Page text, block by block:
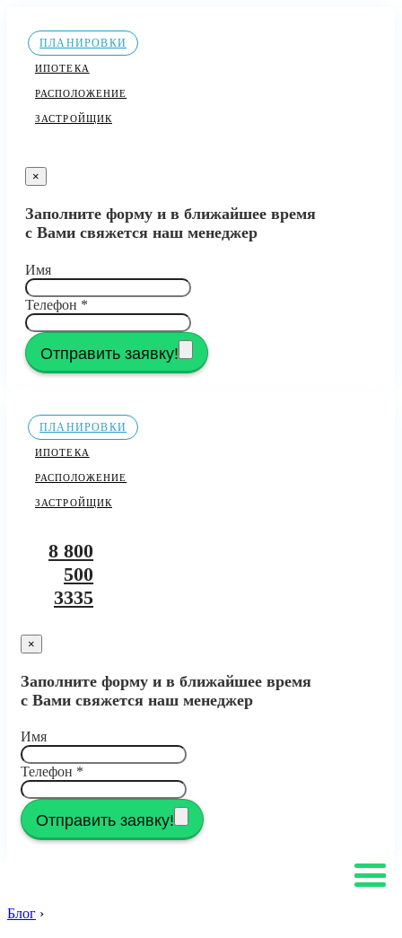
ПЛАНИРОВКИ
ИПОТЕКА
РАСПОЛОЖЕНИЕ
ЗАСТРОЙЩИК
×
Заполните форму и в ближайшее время
с Вами свяжется наш менеджер
Имя
Телефон *
Отправить заявку!
ПЛАНИРОВКИ
ИПОТЕКА
РАСПОЛОЖЕНИЕ
ЗАСТРОЙЩИК
8 800
500
3335
×
Заполните форму и в ближайшее время
с Вами свяжется наш менеджер
Имя
Телефон *
Отправить заявку!
Блог ›